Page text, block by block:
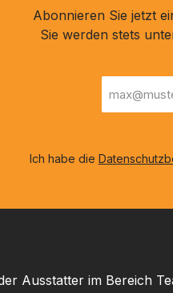
Abonnieren Sie jetzt
Sie werden stets
Mail-
Adresse
Ich habe die
Ausstatter im Bereich